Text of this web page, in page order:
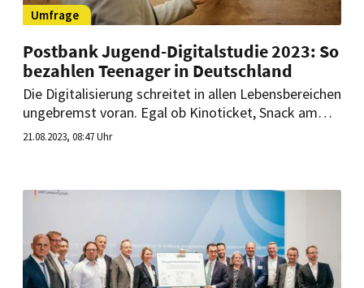
Umfrage
Postbank Jugend-Digitalstudie 2023: So
bezahlen Teenager in Deutschland
Die Digitalisierung schreitet in allen Lebensbereichen
ungebremst voran. Egal ob Kinoticket, Snack am
Kiosk oder Kleidung – Jugendliche zahlen immer
21.08.2023, 08:47 Uhr